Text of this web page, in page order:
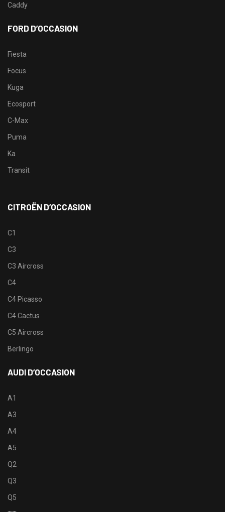
Caddy
FORD D’OCCASION
Fiesta
Focus
Kuga
Ecosport
C-Max
Puma
Ka
Transit
CITROËN D’OCCASION
C1
C3
C3 Aircross
C4
C4 Picasso
C4 Cactus
C5 Aircross
Berlingo
AUDI D’OCCASION
A1
A3
A4
A5
Q2
Q3
Q5